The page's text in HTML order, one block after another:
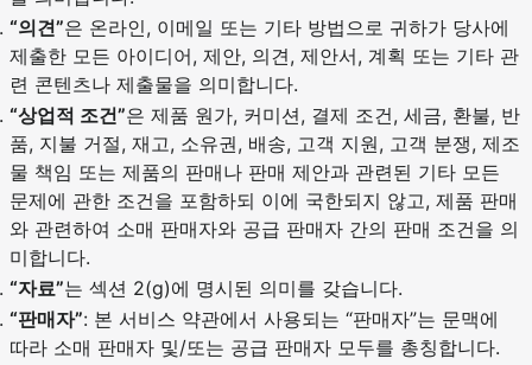
“의견”은 온라인, 이메일 또는 기타 방법으로 귀하가 당사에
제출한 모든 아이디어, 제안, 의견, 제안서, 계획 또는 기타 관
련 콘텐츠나 제출물을 의미합니다.
“상업적 조건”은 제품 원가, 커미션, 결제 조건, 세금, 환불, 반
품, 지불 거절, 재고, 소유권, 배송, 고객 지원, 고객 분쟁, 제조
물 책임 또는 제품의 판매나 판매 제안과 관련된 기타 모든
문제에 관한 조건을 포함하되 이에 국한되지 않고, 제품 판매
와 관련하여 소매 판매자와 공급 판매자 간의 판매 조건을 의
미합니다.
“자료”는 섹션 2(g)에 명시된 의미를 갖습니다.
“판매자”: 본 서비스 약관에서 사용되는 “판매자”는 문맥에
따라 소매 판매자 및/또는 공급 판매자 모두를 총칭합니다.